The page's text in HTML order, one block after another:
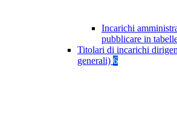
Incarichi
pubblicare in
Titolari di incarichi
generali) 6